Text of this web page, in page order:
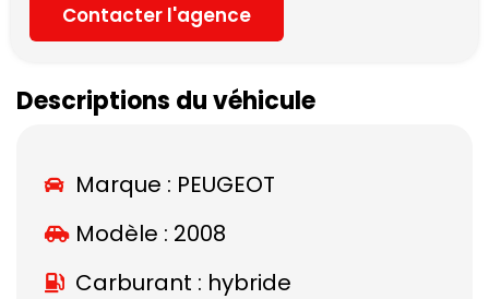
Contacter l'agence
Descriptions du véhicule
Marque : PEUGEOT
Modèle : 2008
Carburant : hybride